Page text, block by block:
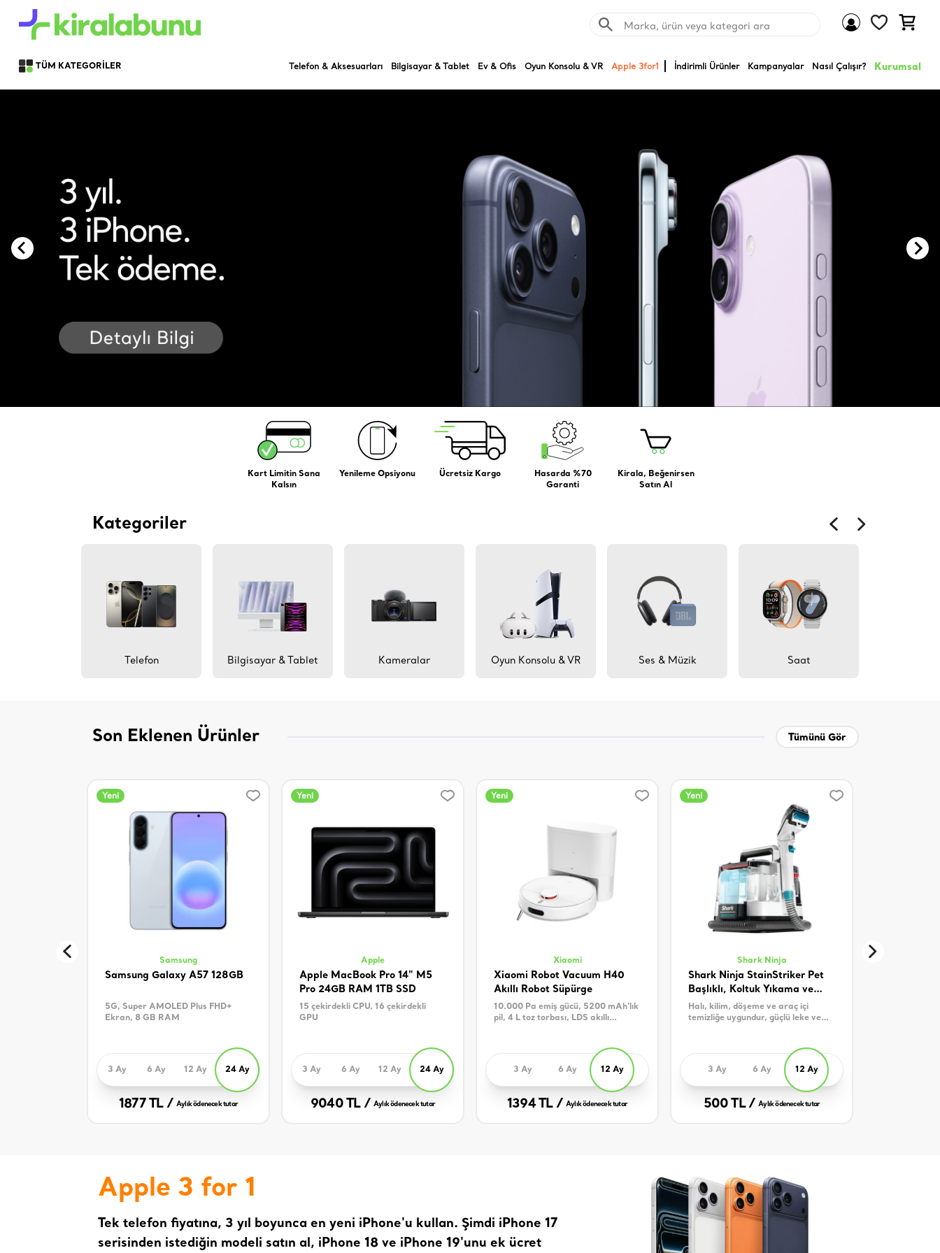
Marka, ürün veya kategori ara
TÜM KATEGORİLER Telefon & Aksesuarları Bilgisayar & Tablet Ev & Ofis Oyun Konsolu & VR Apple 3for1 İndirimli Ürünler Kampanyalar Nasıl Çalışır? Kurumsal
Kart Limitin Sana
Kalsın
Yenileme Opsiyonu Ücretsiz Kargo
Hasarda %70
Garanti
Kirala, Beğenirsen
Satın Al
Kategoriler
Telefon Bilgisayar & Tablet Kameralar Oyun Konsolu & VR Ses & Müzik Saat
Son Eklenen Ürünler Tümünü Gör
Yeni
Samsung
Samsung Galaxy A57 128GB
5G, Super AMOLED Plus FHD+
Ekran, 8 GB RAM
3 Ay 6 Ay 12 Ay 24 Ay
1877 TL / Aylık ödenecek tutar
Yeni
Apple
Apple MacBook Pro 14" M5
Pro 24GB RAM 1TB SSD
15 çekirdekli CPU, 16 çekirdekli
GPU
3 Ay 6 Ay 12 Ay 24 Ay
9040 TL / Aylık ödenecek tutar
Yeni
Xiaomi
Xiaomi Robot Vacuum H40
Akıllı Robot Süpürge
10.000 Pa emiş gücü, 5200 mAh'lık
pil, 4 L toz torbası, LDS akıllı
3 Ay 6 Ay 12 Ay
1394 TL / Aylık ödenecek tutar
Yeni
Shark Ninja
Shark Ninja StainStriker Pet
Başlıklı, Koltuk Yıkama ve
Leke Çıkarma Makinesi
Halı, kilim, döşeme ve araç içi
temizliğe uygundur, güçlü leke ve
3 Ay 6 Ay 12 Ay
500 TL / Aylık ödenecek tutar
Apple 3 for 1
Tek telefon fiyatına, 3 yıl boyunca en yeni iPhone'u kullan. Şimdi iPhone 17
serisinden istediğin modeli satın al, iPhone 18 ve iPhone 19'unu ek ücret